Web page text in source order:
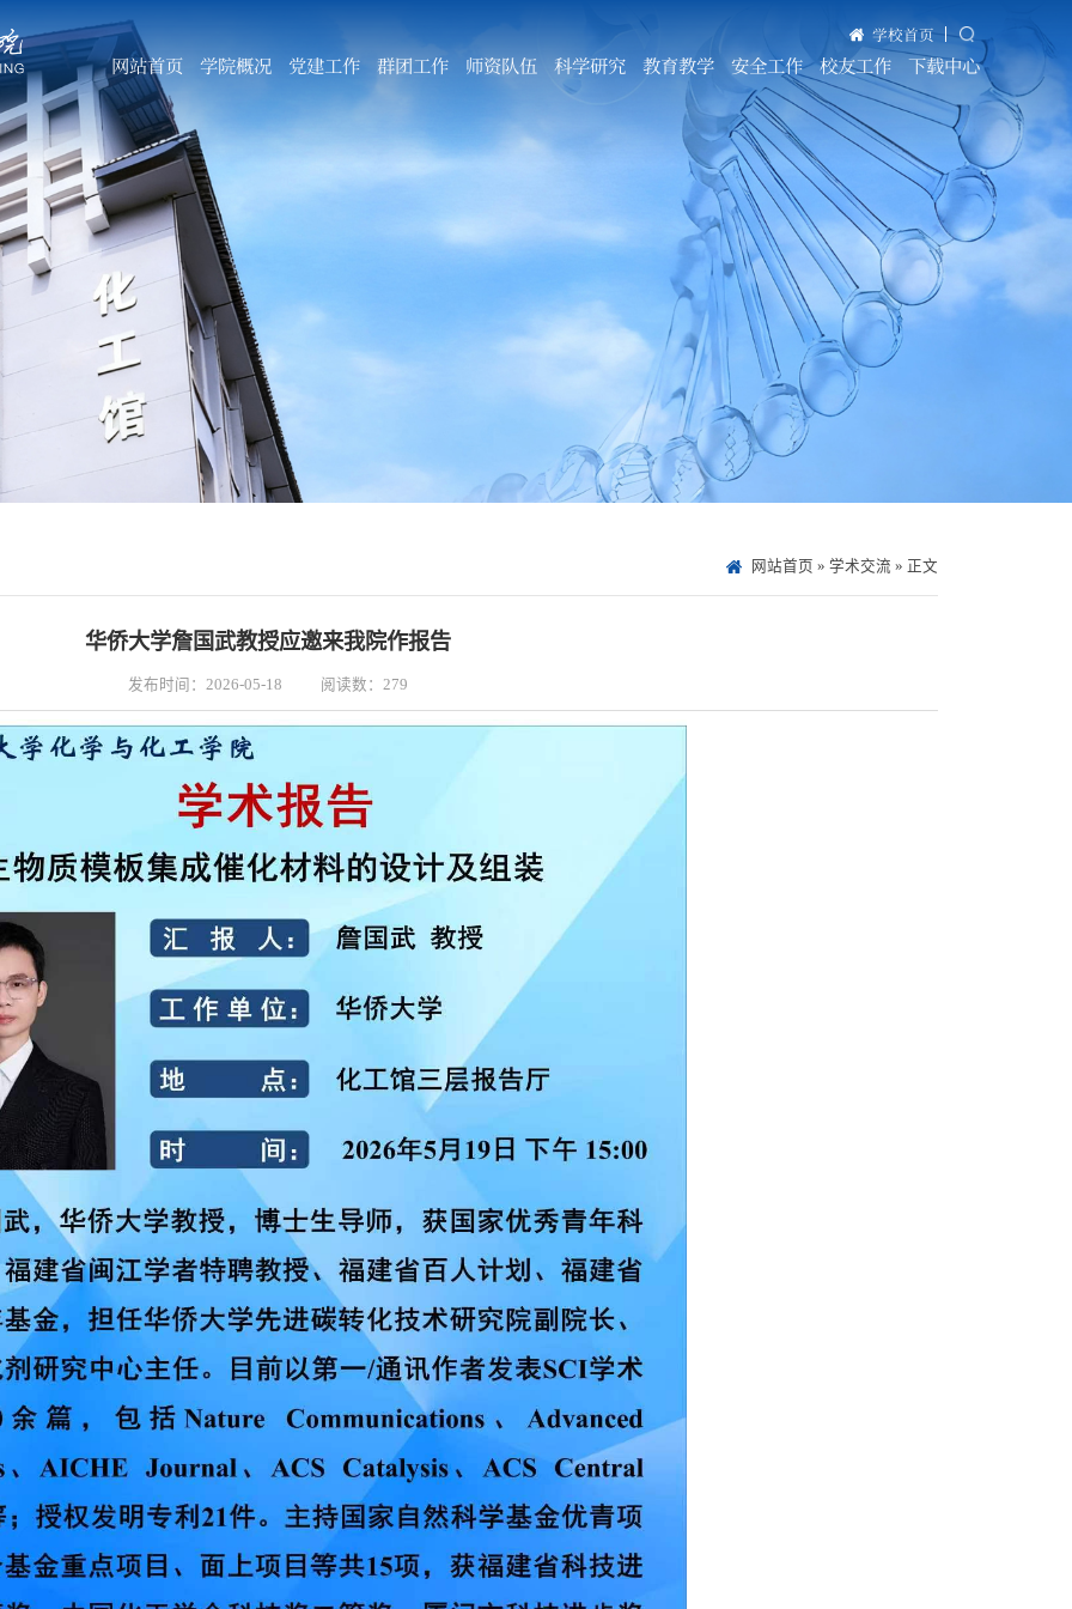
学校首页
网站首页 学院概况 党建工作 群团工作 师资队伍 科学研究 教育教学 安全工作 校友工作 下载中心
网站首页 » 学术交流 » 正文
华侨大学詹国武教授应邀来我院作报告
发布时间：2026-05-18 阅读数： 279